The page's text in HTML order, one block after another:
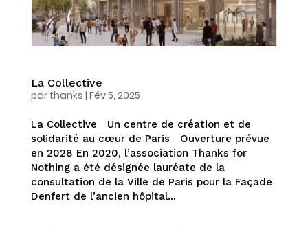
La Collective
par thanks | Fév 5, 2025
La Collective Un centre de création et de
solidarité au cœur de Paris Ouverture prévue
en 2028 En 2020, l’association Thanks for
Nothing a été désignée lauréate de la
consultation de la Ville de Paris pour la Façade
Denfert de l’ancien hôpital...